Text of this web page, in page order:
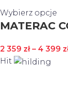
Wybierz opcje
MATERAC
2 359 zł – 4 399
Hit